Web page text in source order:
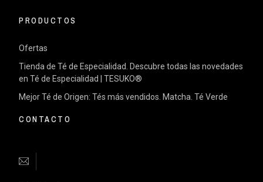
PRODUCTOS
Ofertas
Tienda de Té de Especialidad. Descubre todas las novedades
en Té de Especialidad | TESUKO®
Mejor Té de Origen: Tés más vendidos. Matcha. Té Verde
CONTACTO